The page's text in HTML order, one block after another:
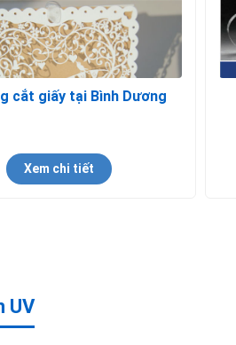
cắt giấy tại Bình Dương
Xem chi tiết
UV